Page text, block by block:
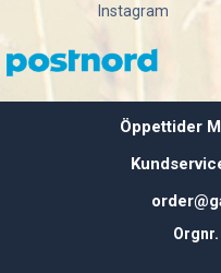
Instagram
Öppettider